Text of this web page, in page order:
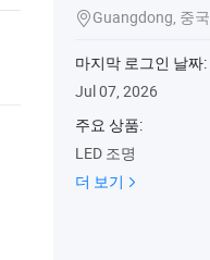
Guangdong, 중국
마지막 로그인 날짜:
Jul 07, 2026
주요 상품:
LED 조명
더 보기